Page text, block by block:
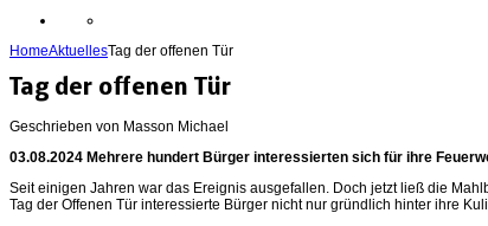
HomeAktuellesTag der offenen Tür
Tag der offenen Tür
Geschrieben von Masson Michael
03.08.2024 Mehrere hundert Bürger interessierten sich für ihre
Seit einigen Jahren war das Ereignis ausgefallen. Doch jetzt ließ die
Tag der Offenen Tür interessierte Bürger nicht nur gründlich hinter ihre